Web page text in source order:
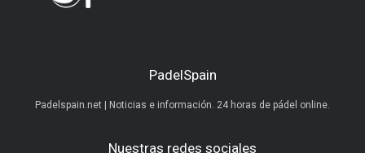
PadelSpain
Padelspain.net | Noticias e información. 24 horas de pádel online.
Nuestras redes sociales